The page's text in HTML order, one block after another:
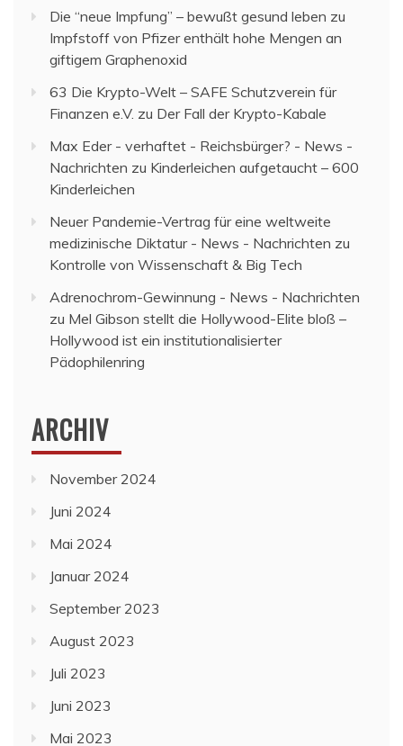
Die “neue Impfung” – bewußt gesund leben zu
Impfstoff von Pfizer enthält hohe Mengen an
giftigem Graphenoxid
63 Die Krypto-Welt – SAFE Schutzverein für
Finanzen e.V. zu Der Fall der Krypto-Kabale
Max Eder - verhaftet - Reichsbürger? - News -
Nachrichten zu Kinderleichen aufgetaucht – 600
Kinderleichen
Neuer Pandemie-Vertrag für eine weltweite
medizinische Diktatur - News - Nachrichten zu
Kontrolle von Wissenschaft & Big Tech
Adrenochrom-Gewinnung - News - Nachrichten
zu Mel Gibson stellt die Hollywood-Elite bloß –
Hollywood ist ein institutionalisierter
Pädophilenring
ARCHIV
November 2024
Juni 2024
Mai 2024
Januar 2024
September 2023
August 2023
Juli 2023
Juni 2023
Mai 2023